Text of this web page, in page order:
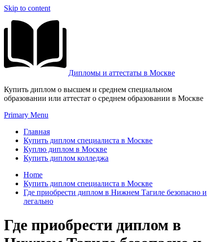
Skip to content
Дипломы и аттестаты в Москве
Купить диплом о высшем и среднем специальном
образовании или аттестат о среднем образовании в Москве
Primary Menu
Главная
Купить диплом специалиста в Москве
Куплю диплом в Москве
Купить диплом колледжа
Home
Купить диплом специалиста в Москве
Где приобрести диплом в Нижнем Тагиле безопасно и
легально
Где приобрести диплом в